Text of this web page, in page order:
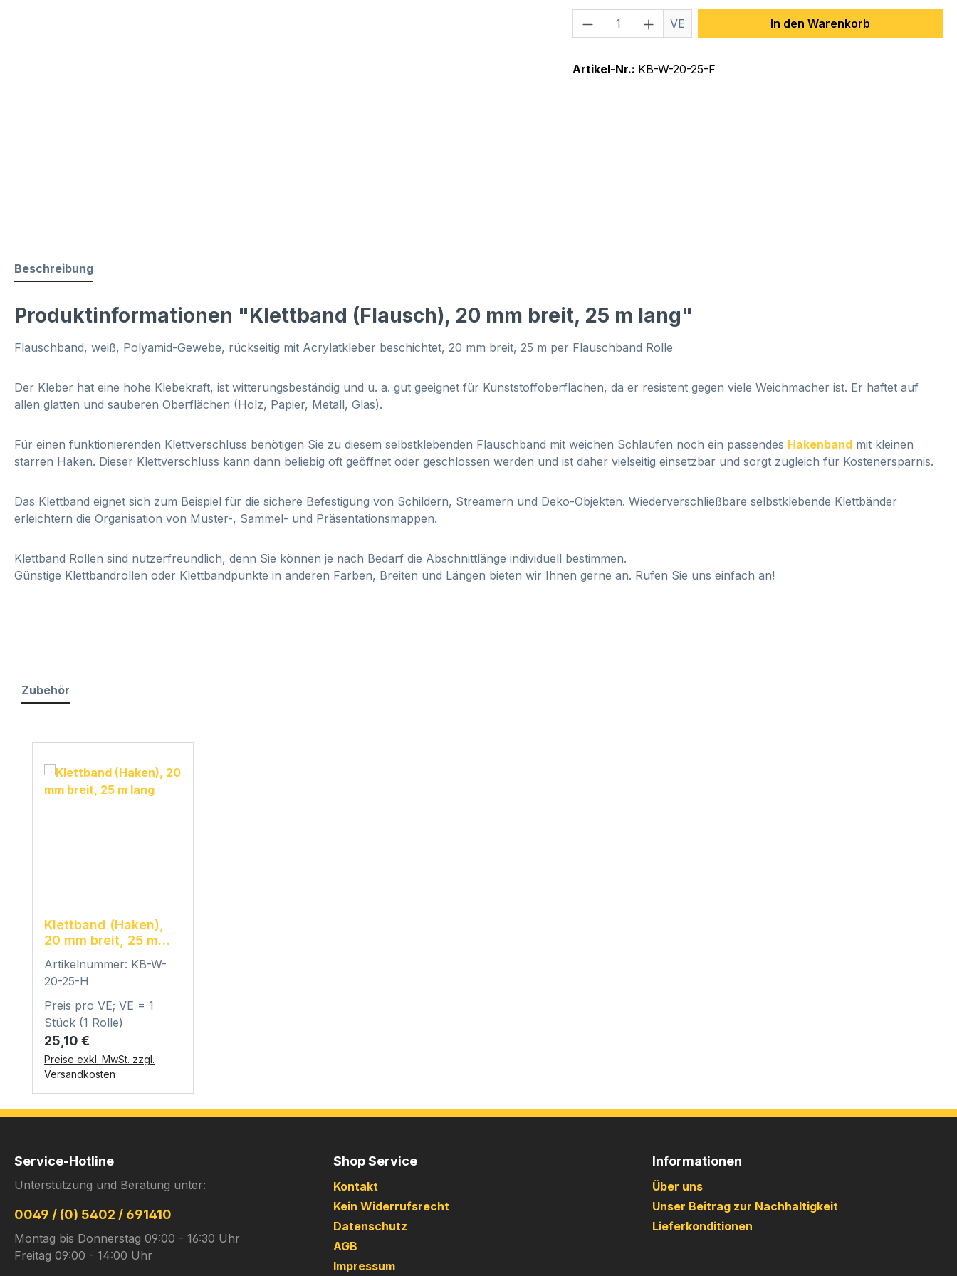
Produkt Anzahl: Gib den gewünschten Wert
VE In den Warenkorb
Artikel-Nr.: KB-W-20-25-F
Beschreibung
Produktinformationen "Klettband (Flausch), 20 mm breit, 25 m lang"
Flauschband, weiß, Polyamid-Gewebe, rückseitig mit Acrylatkleber beschichtet, 20 mm breit, 25 m per Flauschband Rolle
Der Kleber hat eine hohe Klebekraft, ist witterungsbeständig und u. a. gut geeignet für Kunststoffoberflächen, da er resistent gegen viele Weichmacher ist. Er haftet auf
allen glatten und sauberen Oberflächen (Holz, Papier, Metall, Glas).
Für einen funktionierenden Klettverschluss benötigen Sie zu diesem selbstklebenden Flauschband mit weichen Schlaufen noch ein passendes Hakenband mit kleinen
starren Haken. Dieser Klettverschluss kann dann beliebig oft geöffnet oder geschlossen werden und ist daher vielseitig einsetzbar und sorgt zugleich für Kostenersparnis.
Das Klettband eignet sich zum Beispiel für die sichere Befestigung von Schildern, Streamern und Deko-Objekten. Wiederverschließbare selbstklebende Klettbänder
erleichtern die Organisation von Muster-, Sammel- und Präsentationsmappen.
Klettband Rollen sind nutzerfreundlich, denn Sie können je nach Bedarf die Abschnittlänge individuell bestimmen.
Günstige Klettbandrollen oder Klettbandpunkte in anderen Farben, Breiten und Längen bieten wir Ihnen gerne an. Rufen Sie uns einfach an!
Zubehör
Klettband (Haken),
20 mm breit, 25 m
Artikelnummer: KB-W-
20-25-H
Preis pro VE; VE = 1
Stück (1 Rolle)
Regulärer Preis:
25,10 €
Preise exkl. MwSt. zzgl.
Versandkosten
Service-Hotline
Unterstützung und Beratung unter:
0049 / (0) 5402 / 691410
Montag bis Donnerstag 09:00 - 16:30 Uhr
Freitag 09:00 - 14:00 Uhr
Shop Service
Kontakt
Kein Widerrufsrecht
Datenschutz
AGB
Impressum
Informationen
Über uns
Unser Beitrag zur Nachhaltigkeit
Lieferkonditionen